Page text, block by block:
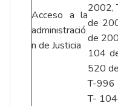
Acceso a la
administració
n de Justicia
2002,
de
de
104
520
T-
T-